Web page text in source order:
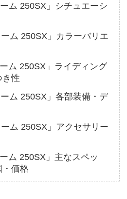
ム 250SX」シチュエーシ
ム 250SX」カラーバリエ
ム 250SX」ライディング
き性
ム 250SX」各部装備・デ
ム 250SX」アクセサリー
ム 250SX」主なスペッ
・価格